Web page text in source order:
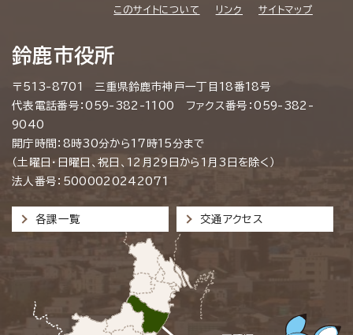
このサイトについて リンク サイトマップ
鈴鹿市役所
〒513-8701 三重県鈴鹿市神戸一丁目18番18号
代表電話番号：059-382-1100 ファクス番号：059-382-
9040
開庁時間：8時30分から17時15分まで
（土曜日・日曜日、祝日、12月29日から1月3日を除く）
法人番号：5000020242071
各課一覧 交通アクセス